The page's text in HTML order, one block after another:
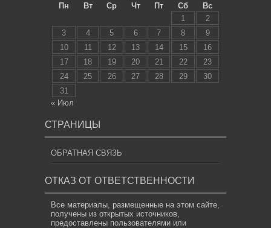
Пн
Вт Ср Чт Пт Сб
Вс
1
2
3
4 5 6 7 8
9
10
11 12 13 14 15
16
17
18 19 20 21 22
23
24
25 26 27 28 29
30
31
« Июл
СТРАНИЦЫ
ОБРАТНАЯ СВЯЗЬ
ОТКАЗ ОТ ОТВЕТСТВЕННОСТИ
Все материалы, размещенные на этом сайте,
получены из открытых источников,
предоставлены пользователями или